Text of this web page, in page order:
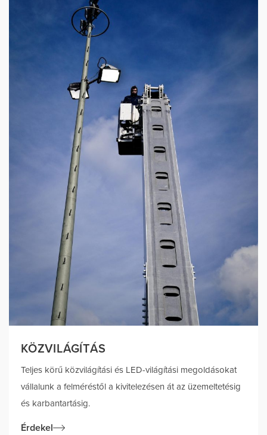
KÖZVILÁGÍTÁS
Teljes körű közvilágítási és LED-világítási megoldásokat
vállalunk a felméréstől a kivitelezésen át az üzemeltetésig
és karbantartásig.
Érdekel